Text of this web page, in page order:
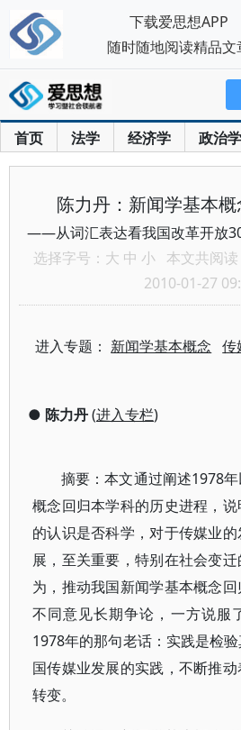
首页 法学 经济学 政治学
陈力丹：新闻学基本
——从词汇表达看我国改革开放
选择字号： 大 中 小 本文共阅读
2010-01-27
进入专题： 新闻学基本概念 传
● 陈力丹(进入专栏)
摘要：本文通过阐述1978
概念回归本学科的历史进程，
的认识是否科学，对于传媒业
展，至关重要，特别在社会变
为，推动我国新闻学基本概念
不同意见长期争论，一方说服
1978年的那句老话：实践是检
国传媒业发展的实践，不断推
转变。
下载爱思想APP
随时随地阅读精品文